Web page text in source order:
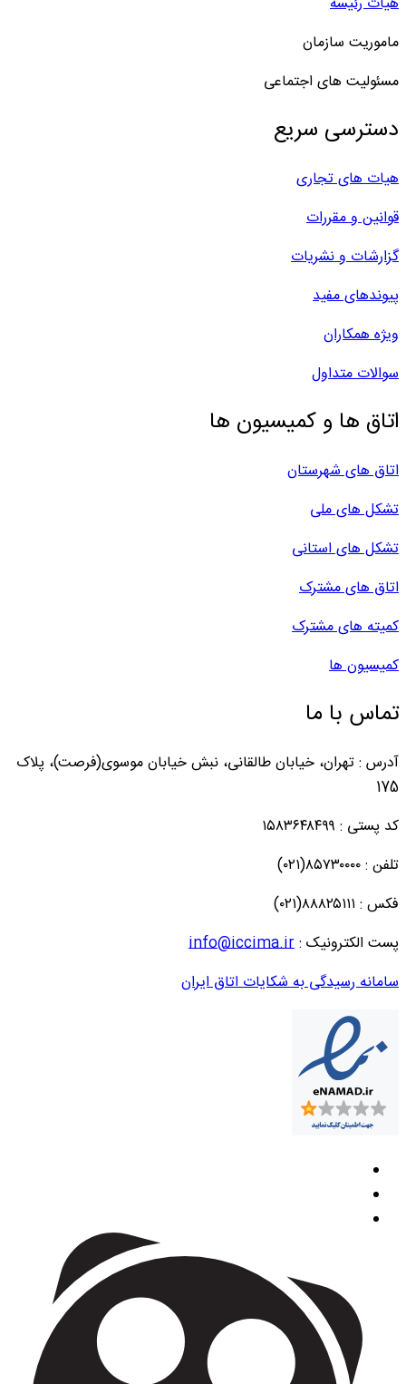
ماموریت سازمان
مسئولیت های اجتماعی
دسترسی سریع
هیات های تجاری
قوانین و مقررات
گزارشات و نشریات
پیوندهای مفید
ویژه همکاران
سوالات متداول
اتاق ها و کمیسیون ها
اتاق های شهرستان
تشکل های ملی
تشکل های استانی
اتاق های مشترک
کمیته های مشترک
کمیسیون ها
تماس با ما
آدرس : تهران، خیابان طالقانی، نبش خیابان موسوی(فرصت)، پلاک
175
کد پستی : ۱۵۸۳۶۴۸۴۹۹
تلفن : ۸۵۷۳۰۰۰۰(۰۲۱)
فکس : ۸۸۸۲۵۱۱۱(۰۲۱)
پست الکترونیک :info@iccima.ir
سامانه رسیدگی به شکایات اتاق ایران